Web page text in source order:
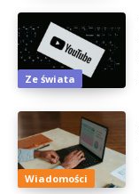
Ze świata
Wiadomości